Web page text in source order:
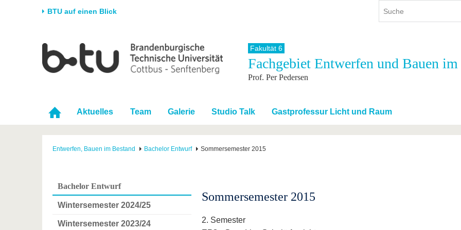
BTU auf einen Blick
Universität
Karriere & Engagement
Partnerschaften &
Strukturwandel
Forschung
Förderung
Wissenschaftlicher
Nachwuchs
Studium
Studienangebot
Im Studium
Nach dem Studium
International
Internationales Profil
Mit der BTU ins Ausland
Für internationale
Studierende
Weiterbildung
Fakultät 6
Fachgebiet Entwerfen und Bauen im
Prof. Per Pedersen
Aktuelles Team Galerie Studio Talk Gastprofessur Licht und Raum
Entwerfen, Bauen im Bestand Bachelor Entwurf Sommersemester 2015
Bachelor Entwurf
Wintersemester 2024/25
Wintersemester 2023/24
Sommersemester 2015
2. Semester